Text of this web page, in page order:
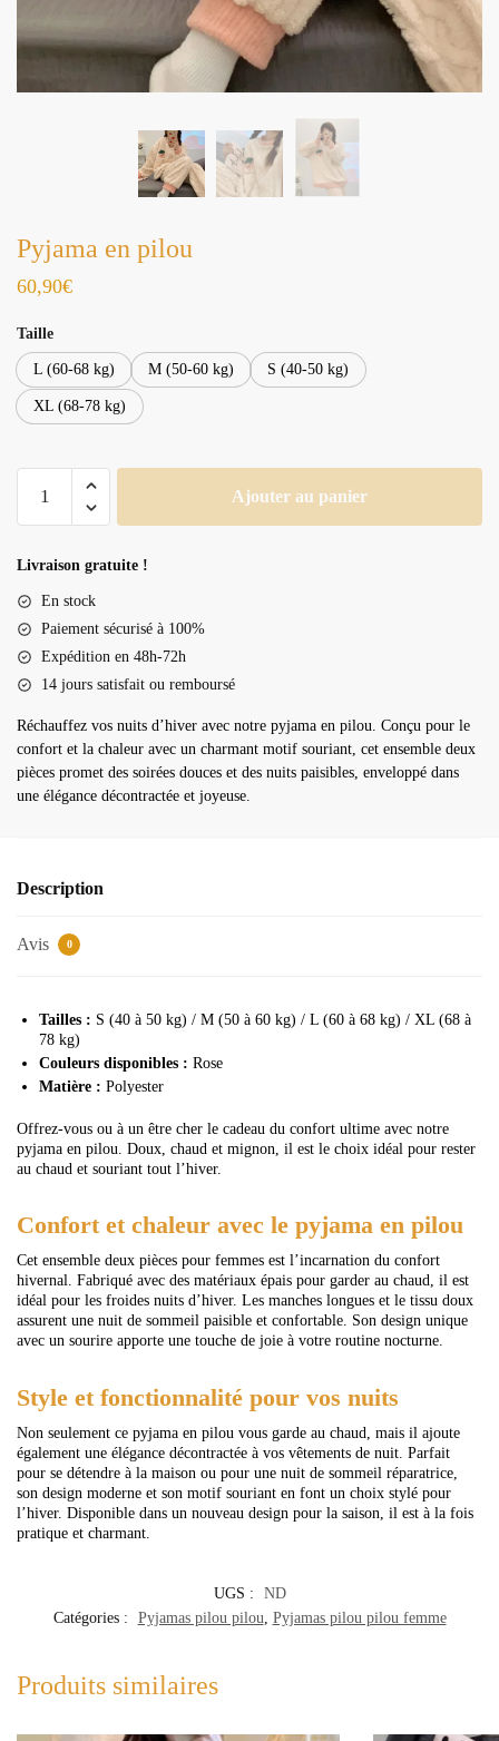
Pyjama en pilou
60,90€
Taille
L (60-68 kg) M (50-60 kg) S (40-50 kg)
XL (68-78 kg)
en
Ajouter au panier
Livraison gratuite !
En stock
Paiement sécurisé à 100%
Expédition en 48h-72h
14 jours satisfait ou remboursé
Réchauffez vos nuits d’hiver avec notre pyjama en pilou. Conçu pour le
confort et la chaleur avec un charmant motif souriant, cet ensemble deux
pièces promet des soirées douces et des nuits paisibles, enveloppé dans
une élégance décontractée et joyeuse.
Description
Avis 0
Tailles : S (40 à 50 kg) / M (50 à 60 kg) / L (60 à 68 kg) / XL (68 à
78 kg)
Couleurs disponibles : Rose
Matière : Polyester
Offrez-vous ou à un être cher le cadeau du confort ultime avec notre
pyjama en pilou. Doux, chaud et mignon, il est le choix idéal pour rester
au chaud et souriant tout l’hiver.
Confort et chaleur avec le pyjama en pilou
Cet ensemble deux pièces pour femmes est l’incarnation du confort
hivernal. Fabriqué avec des matériaux épais pour garder au chaud, il est
idéal pour les froides nuits d’hiver. Les manches longues et le tissu doux
assurent une nuit de sommeil paisible et confortable. Son design unique
avec un sourire apporte une touche de joie à votre routine nocturne.
Style et fonctionnalité pour vos nuits
Non seulement ce pyjama en pilou vous garde au chaud, mais il ajoute
également une élégance décontractée à vos vêtements de nuit. Parfait
pour se détendre à la maison ou pour une nuit de sommeil réparatrice,
son design moderne et son motif souriant en font un choix stylé pour
l’hiver. Disponible dans un nouveau design pour la saison, il est à la fois
pratique et charmant.
UGS :
ND
Catégories :
Pyjamas pilou pilou, Pyjamas pilou pilou femme
Produits similaires